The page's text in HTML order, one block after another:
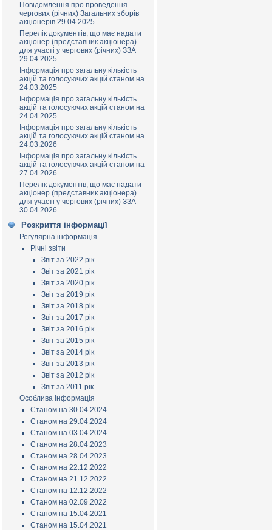
Повідомлення про проведення
чергових (річних) Загальних зборів
акціонерів 29.04.2025
Перелік документів, що має надати
акціонер (представник акціонера)
для участі у чергових (річних) ЗЗА
29.04.2025
Інформація про загальну кількість
акцій та голосуючих акцій станом на
24.03.2025
Інформація про загальну кількість
акцій та голосуючих акцій станом на
24.04.2025
Інформація про загальну кількість
акцій та голосуючих акцій станом на
24.03.2026
Інформація про загальну кількість
акцій та голосуючих акцій станом на
27.04.2026
Перелік документів, що має надати
акціонер (представник акціонера)
для участі у чергових (річних) ЗЗА
30.04.2026
Розкриття інформації
Регулярна інформація
Річні звіти
Звіт за 2022 рік
Звіт за 2021 рік
Звіт за 2020 рік
Звіт за 2019 рік
Звіт за 2018 рік
Звіт за 2017 рік
Звіт за 2016 рік
Звіт за 2015 рік
Звіт за 2014 рік
Звіт за 2013 рік
Звіт за 2012 рік
Звіт за 2011 рік
Особлива інформація
Станом на 30.04.2024
Станом на 29.04.2024
Станом на 03.04.2024
Станом на 28.04.2023
Станом на 28.04.2023
Станом на 22.12.2022
Станом на 21.12.2022
Станом на 12.12.2022
Станом на 02.09.2022
Станом на 15.04.2021
Станом на 15.04.2021